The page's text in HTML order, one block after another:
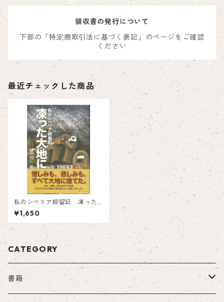
領収書の発行について
下部の「特定商取引法に基づく表記」のページをご確認
ください
最近チェックした商品
私のシベリア抑留記 凍った
大地に
¥1,650
CATEGORY
書籍